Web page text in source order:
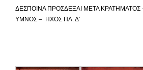
ΔΕΣΠΟΙΝΑ ΠΡΟΣΔΕΞΑΙ ΜΕΤΑ
ΥΜΝΟΣ – ΗΧΟΣ ΠΛ. Δ΄